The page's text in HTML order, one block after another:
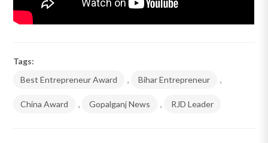
Tags:
Best Entrepreneur Award
, Bihar Entrepreneur ,
China Award , Gopalganj News , RJD Leader